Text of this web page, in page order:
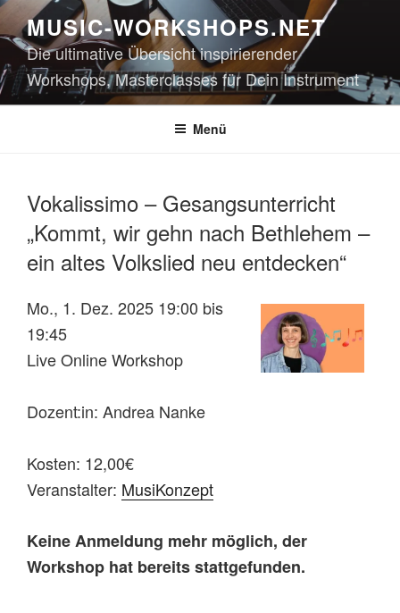
Zum
Inhalt
springen
MUSIC-WORKSHOPS.NET
Die ultimative Übersicht inspirierender
Workshops, Masterclasses für Dein Instrument
Menü
Vokalissimo – Gesangsunterricht
„Kommt, wir gehn nach Bethlehem –
ein altes Volkslied neu entdecken“
Mo., 1. Dez. 2025 19:00 bis
19:45
Live Online Workshop
Dozent:in: Andrea Nanke
Kosten: 12,00€
Veranstalter: MusiKonzept
Keine Anmeldung mehr möglich, der
Workshop hat bereits stattgefunden.